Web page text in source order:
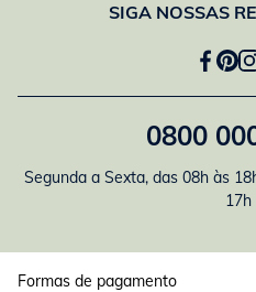
SIGA NOSSAS
0800
Segunda a Sexta, das 08h às
17h
Formas de pagamento